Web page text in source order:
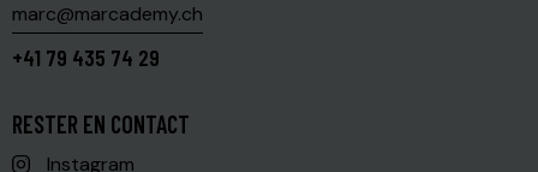
marc@marcademy.ch
+41 79 435 74 29
RESTER EN CONTACT
Instagram